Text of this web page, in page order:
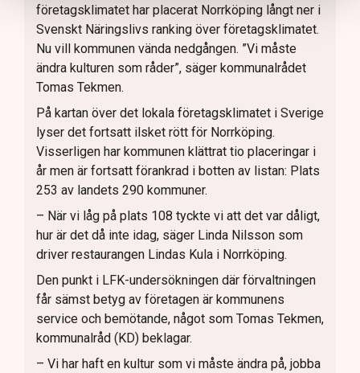
företagsklimatet har placerat Norrköping långt ner i
Svenskt Näringslivs ranking över företagsklimatet.
Nu vill kommunen vända nedgången. ”Vi måste
ändra kulturen som råder”, säger kommunalrådet
Tomas Tekmen.
På kartan över det lokala företagsklimatet i Sverige
lyser det fortsatt ilsket rött för Norrköping.
Visserligen har kommunen klättrat tio placeringar i
år men är fortsatt förankrad i botten av listan: Plats
253 av landets 290 kommuner.
– När vi låg på plats 108 tyckte vi att det var dåligt,
hur är det då inte idag, säger Linda Nilsson som
driver restaurangen Lindas Kula i Norrköping.
Den punkt i LFK-undersökningen där förvaltningen
får sämst betyg av företagen är kommunens
service och bemötande, något som Tomas Tekmen,
kommunalråd (KD) beklagar.
– Vi har haft en kultur som vi måste ändra på, jobba